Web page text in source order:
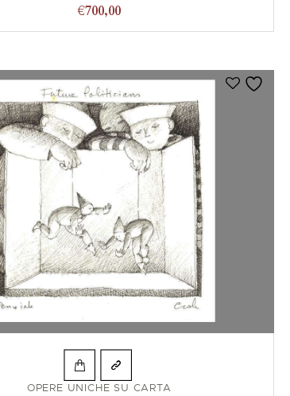
€700,00
OPERE UNICHE SU CARTA